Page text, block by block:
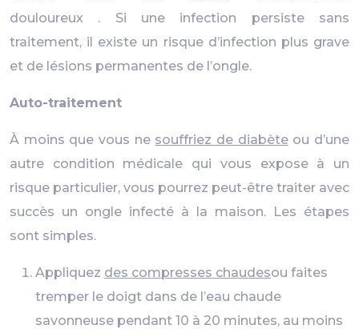
douloureux . Si une infection persiste sans
traitement, il existe un risque d’infection plus grave
et de lésions permanentes de l’ongle.
Auto-traitement
À moins que vous ne souffriez de diabèteou d’une
autre condition médicale qui vous expose à un
risque particulier, vous pourrez peut-être traiter avec
succès un ongle infecté à la maison. Les étapes
sont simples.
Appliquez des compresses chaudesou faites
tremper le doigt dans de l’eau chaude
savonneuse pendant 10 à 20 minutes, au moins